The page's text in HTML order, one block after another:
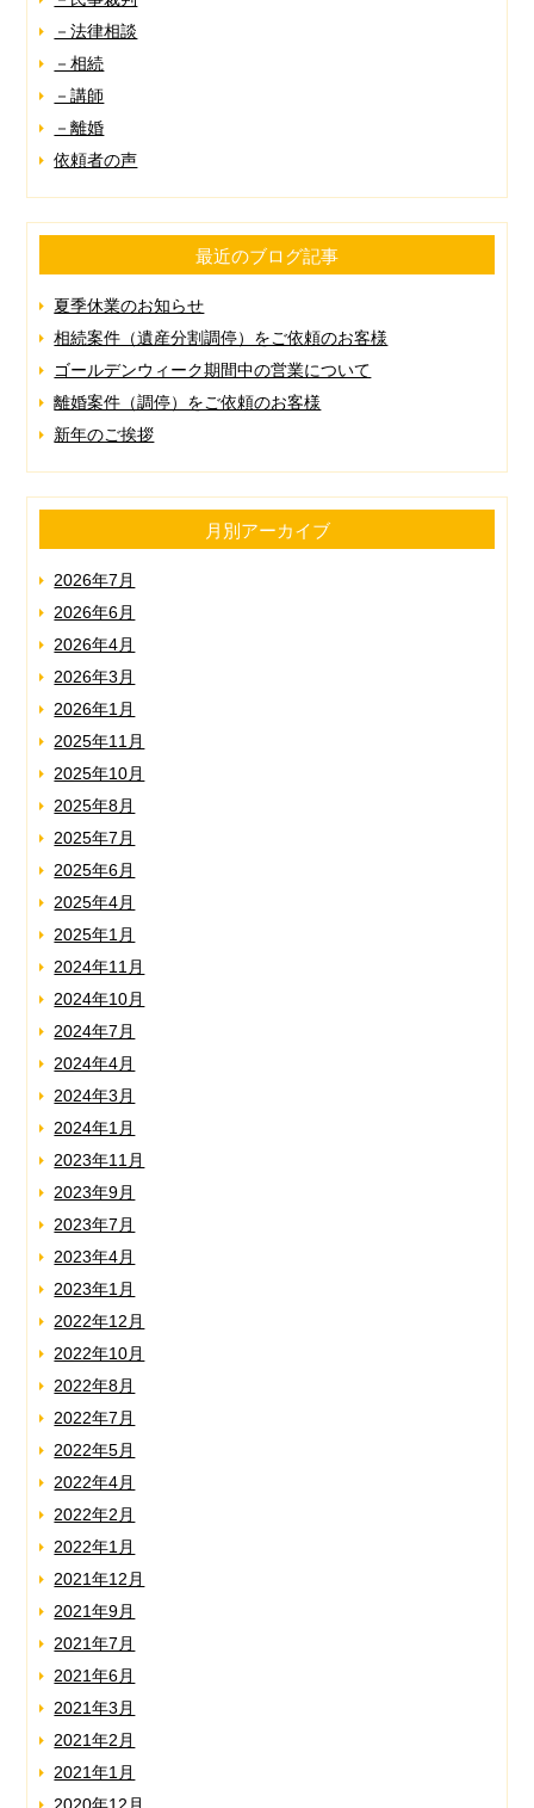
－法律相談
－相続
－講師
－離婚
依頼者の声
最近のブログ記事
夏季休業のお知らせ
相続案件（遺産分割調停）をご依頼のお客様
ゴールデンウィーク期間中の営業について
離婚案件（調停）をご依頼のお客様
新年のご挨拶
月別アーカイブ
2026年7月
2026年6月
2026年4月
2026年3月
2026年1月
2025年11月
2025年10月
2025年8月
2025年7月
2025年6月
2025年4月
2025年1月
2024年11月
2024年10月
2024年7月
2024年4月
2024年3月
2024年1月
2023年11月
2023年9月
2023年7月
2023年4月
2023年1月
2022年12月
2022年10月
2022年8月
2022年7月
2022年5月
2022年4月
2022年2月
2022年1月
2021年12月
2021年9月
2021年7月
2021年6月
2021年3月
2021年2月
2021年1月